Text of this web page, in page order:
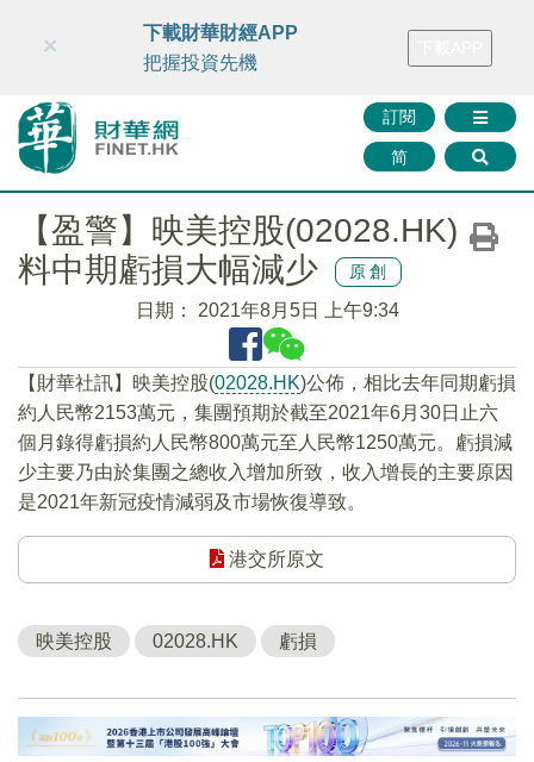
財華智庫網 FINTV FINMETA 財華證券 媒體矩陣
訂閱
简
×
下載財華財經APP
把握投資先機
【盈警】映美控股(02028.HK)
料中期虧損大幅減少
原創
日期： 2021年8月5日 上午9:34
【財華社訊】映美控股(02028.HK)公佈，相比去年同期虧損
約人民幣2153萬元，集團預期於截至2021年6月30日止六
個月錄得虧損約人民幣800萬元至人民幣1250萬元。虧損減
少主要乃由於集團之總收入增加所致，收入增長的主要原因
是2021年新冠疫情減弱及市場恢復導致。
港交所原文
映美控股 02028.HK 虧損